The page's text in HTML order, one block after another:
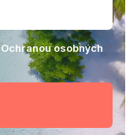
Ochranou osobných